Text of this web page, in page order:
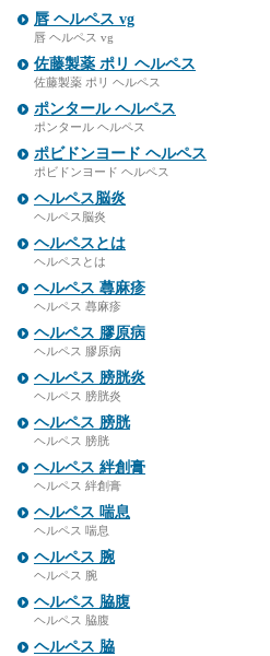
唇 ヘルペス vg
唇 ヘルペス vg
佐藤製薬 ポリ ヘルペス
佐藤製薬 ポリ ヘルペス
ポンタール ヘルペス
ポンタール ヘルペス
ポビドンヨード ヘルペス
ポビドンヨード ヘルペス
ヘルペス脳炎
ヘルペス脳炎
ヘルペスとは
ヘルペスとは
ヘルペス 蕁麻疹
ヘルペス 蕁麻疹
ヘルペス 膠原病
ヘルペス 膠原病
ヘルペス 膀胱炎
ヘルペス 膀胱炎
ヘルペス 膀胱
ヘルペス 膀胱
ヘルペス 絆創膏
ヘルペス 絆創膏
ヘルペス 喘息
ヘルペス 喘息
ヘルペス 腕
ヘルペス 腕
ヘルペス 脇腹
ヘルペス 脇腹
ヘルペス 脇